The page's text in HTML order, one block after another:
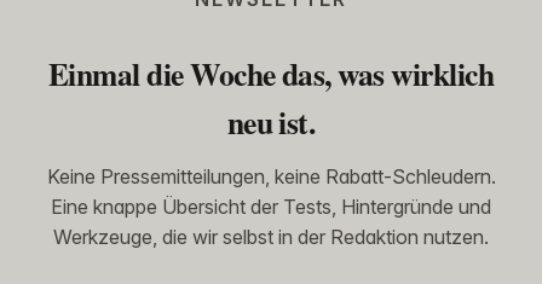
Einmal die Woche das, was wirklich
neu ist.
Keine Pressemitteilungen, keine Rabatt-Schleudern.
Eine knappe Übersicht der Tests, Hintergründe und
Werkzeuge, die wir selbst in der Redaktion nutzen.